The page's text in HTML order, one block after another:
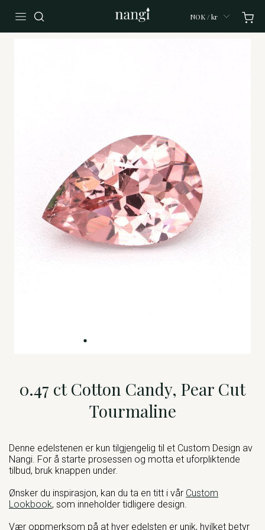
NOK / kr
0.47 ct Cotton Candy, Pear Cut
Tourmaline
Denne edelstenen er kun tilgjengelig til et Custom Design av
Nangi. For å starte prosessen og motta et uforpliktende
tilbud, bruk knappen under.
Ønsker du inspirasjon, kan du ta en titt i vår Custom
Lookbook, som inneholder tidligere design.
Vær oppmerksom på at hver edelsten er unik, hvilket betyr